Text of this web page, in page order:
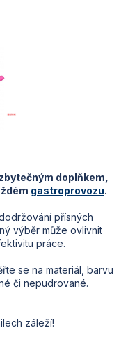
doplňkem,
gastroprovozu.
přísných
výběr může ovlivnit
práce.
se na materiál, barvu
či nepudrované.
záleží!